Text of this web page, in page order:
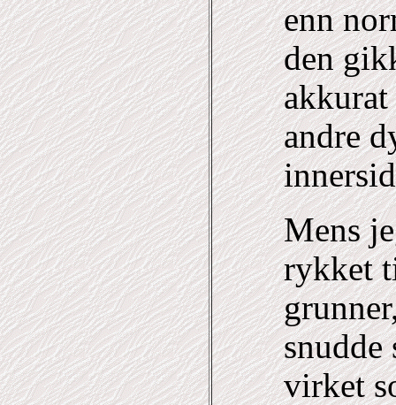
enn
den
akkurat
andre
Mens
rykket
snudde
virket